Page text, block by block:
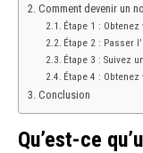
Comment devenir un
Étape 1 :
Étape 2 : Passer
Étape 3 : Suivez
Étape 4 :
Conclusion
Qu’est-ce